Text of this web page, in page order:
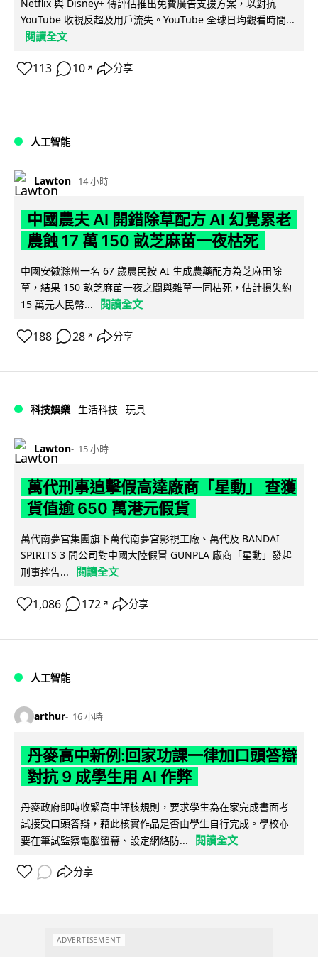
Netflix 與 Disney+ 傳評估推出免費廣告支援方案，以對抗
YouTube 收視反超及用戶流失。YouTube 全球日均觀看時間...
閱讀全文
113 10 ↗ 分享
人工智能
Lawton 14 小時
中國農夫 AI 開錯除草配方 AI 幻覺累老
農蝕 17 萬 150 畝芝麻苗一夜枯死
中國安徽滁州一名 67 歲農民按 AI 生成農藥配方為芝麻田除
草，結果 150 畝芝麻苗一夜之間與雜草一同枯死，估計損失約
15 萬元人民幣...
閱讀全文
188 28 ↗ 分享
科技娛樂 生活科技 玩具
Lawton 15 小時
萬代刑事追擊假高達廠商「星動」 查獲
貨值逾 650 萬港元假貨
萬代南夢宮集團旗下萬代南夢宮影視工廠、萬代及 BANDAI
SPIRITS 3 間公司對中國大陸假冒 GUNPLA 廠商「星動」發起
刑事控告...
閱讀全文
1,086 172 ↗ 分享
人工智能
arthur 16 小時
丹麥高中新例:回家功課一律加口頭答辯
對抗 9 成學生用 AI 作弊
丹麥政府即時收緊高中評核規則，要求學生為在家完成書面考
試接受口頭答辯，藉此核實作品是否由學生自行完成。學校亦
要在筆試監察電腦螢幕、設定網絡防...
閱讀全文
分享
ADVERTISEMENT